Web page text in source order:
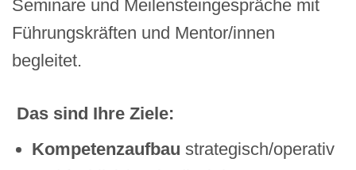
Seminare und Meilensteingespräche mit
Führungskräften und Mentor/innen
begleitet.
Das sind Ihre Ziele:
Kompetenzaufbau strategisch/operativ